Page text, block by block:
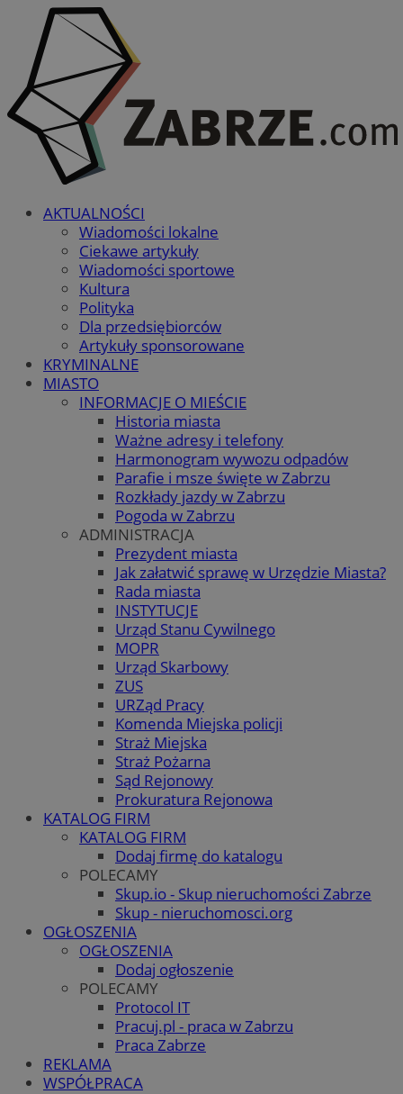
AKTUALNOŚCI
Wiadomości lokalne
Ciekawe artykuły
Wiadomości sportowe
Kultura
Polityka
Dla przedsiębiorców
Artykuły sponsorowane
KRYMINALNE
MIASTO
INFORMACJE O MIEŚCIE
Historia miasta
Ważne adresy i telefony
Harmonogram wywozu odpadów
Parafie i msze święte w Zabrzu
Rozkłady jazdy w Zabrzu
Pogoda w Zabrzu
ADMINISTRACJA
Prezydent miasta
Jak załatwić sprawę w Urzędzie Miasta?
Rada miasta
INSTYTUCJE
Urząd Stanu Cywilnego
MOPR
Urząd Skarbowy
ZUS
URZąd Pracy
Komenda Miejska policji
Straż Miejska
Straż Pożarna
Sąd Rejonowy
Prokuratura Rejonowa
KATALOG FIRM
KATALOG FIRM
Dodaj firmę do katalogu
POLECAMY
Skup.io - Skup nieruchomości Zabrze
Skup - nieruchomosci.org
OGŁOSZENIA
OGŁOSZENIA
Dodaj ogłoszenie
POLECAMY
Protocol IT
Pracuj.pl - praca w Zabrzu
Praca Zabrze
REKLAMA
WSPÓŁPRACA